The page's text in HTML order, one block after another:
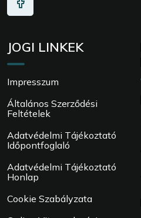
JOGI LINKEK
Impresszum
Általános Szerződési
Feltételek
Adatvédelmi Tájékoztató
Időpontfoglaló
Adatvédelmi Tájékoztató
Honlap
Cookie Szabályzata